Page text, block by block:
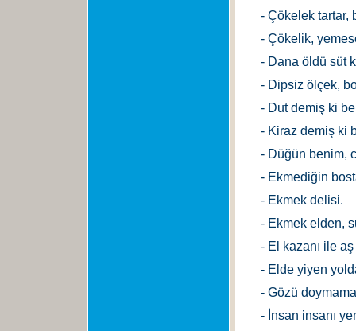
- Çökelek tartar,
- Çökelik,
- Dana öldü süt
- Dipsiz ölçek,
- Dut demiş ki
- Kiraz demiş ki
- Düğün benim,
- Ekmediğin
- Ekmek delisi.
- Ekmek elden,
- El kazanı ile
- Elde yiyen
- Gözü
- İnsan insanı